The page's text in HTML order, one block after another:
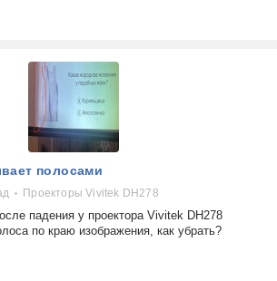
полосами
Проекторы Vivitek DH278
падения у проектора Vivitek DH278
по краю изображения, как убрать?